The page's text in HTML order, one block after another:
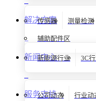
传感器 测量检测
辅助配件区
解决方案
新能源行业 3C
新闻中心
公司动态 行业动
服务支持